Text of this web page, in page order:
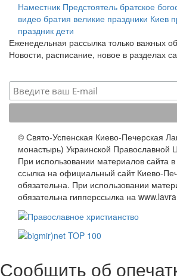
Наместник Предстоятель братское
видео братия великие праздники Киев
праздник дети
Еженедельная рассылка только важных
Новости, расписание, новое в разделах
© Свято-Успенская Киево-Печерская
монастырь) Украинской Православной
При использовании материалов сайта
ссылка на официальный сайт Киево-
обязательна. При использовании
обязательна гипперссылка на
Сообщить об